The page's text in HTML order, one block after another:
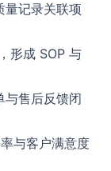
量记录关联项
形成 SOP 与
与售后反馈闭
与客户满意度